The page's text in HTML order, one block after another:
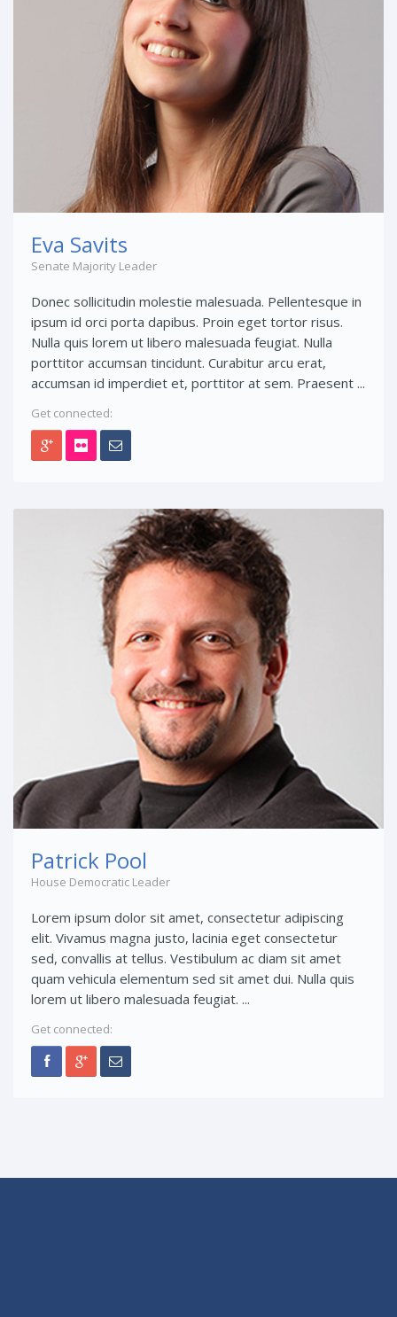
Eva Savits
Senate Majority Leader
Donec sollicitudin molestie malesuada. Pellentesque in
ipsum id orci porta dapibus. Proin eget tortor risus.
Nulla quis lorem ut libero malesuada feugiat. Nulla
porttitor accumsan tincidunt. Curabitur arcu erat,
accumsan id imperdiet et, porttitor at sem. Praesent ...
Get connected:
Patrick Pool
House Democratic Leader
Lorem ipsum dolor sit amet, consectetur adipiscing
elit. Vivamus magna justo, lacinia eget consectetur
sed, convallis at tellus. Vestibulum ac diam sit amet
quam vehicula elementum sed sit amet dui. Nulla quis
lorem ut libero malesuada feugiat. ...
Get connected: